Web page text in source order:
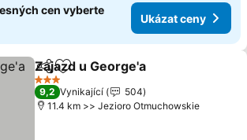
cen vyberte
Ukázat ceny
SdíletPřidat na seznam oblíbených
Zajazd u George'a
3 Počet hvězdiček
9,2 Vynikající
504
11.4 km >> Jezioro Otmuchowskie